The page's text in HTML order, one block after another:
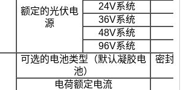
额定的光伏电
源
24V系统
36V系统
48V系统
96V系统
可选的电池类型（默认凝胶电
池）
密封
电荷额定电流